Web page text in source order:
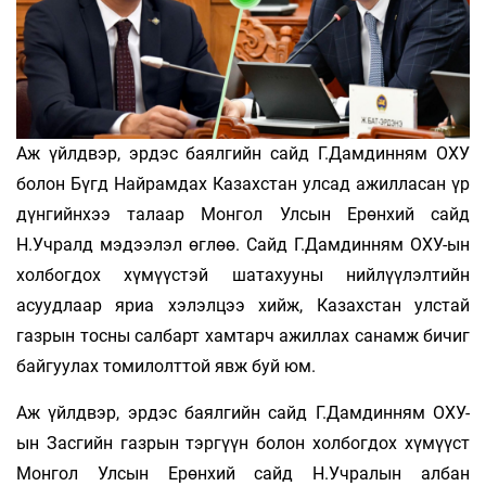
Аж үйлдвэр, эрдэс баялгийн сайд Г.Дамдинням ОХУ
болон Бүгд Найрамдах Казахстан улсад ажилласан үр
дүнгийнхээ талаар Монгол Улсын Ерөнхий сайд
Н.Учралд мэдээлэл өглөө. Сайд Г.Дамдинням ОХУ-ын
холбогдох хүмүүстэй шатахууны нийлүүлэлтийн
асуудлаар яриа хэлэлцээ хийж, Казахстан улстай
газрын тосны салбарт хамтарч ажиллах санамж бичиг
байгуулах томилолттой явж буй юм.
Аж үйлдвэр, эрдэс баялгийн сайд Г.Дамдинням ОХУ-
ын Засгийн газрын тэргүүн болон холбогдох хүмүүст
Монгол Улсын Ерөнхий сайд Н.Учралын албан